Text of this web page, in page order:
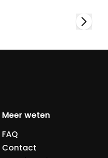
Meer weten
FAQ
Contact